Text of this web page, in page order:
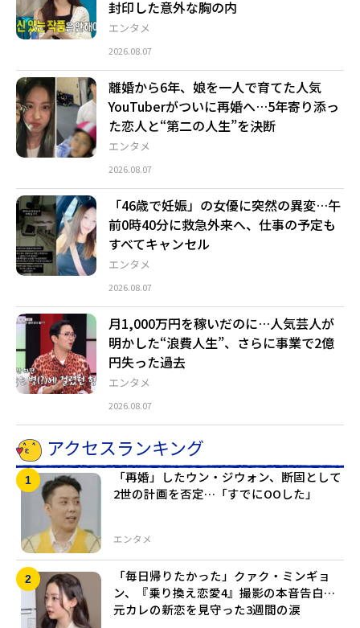
エンタメ
封印した意外な胸の内
2026.08.07
エンタメ
離婚から6年、娘を一人で育てた人気
YouTuberがついに再婚へ…5年寄り添っ
た恋人と“第二の人生”を決断
2026.08.07
エンタメ
「46歳で妊娠」の女優に突然の異変…午
前0時40分に救急外来へ、仕事の予定も
すべてキャンセル
2026.08.07
エンタメ
月1,000万円を稼いだのに…人気芸人が
明かした“浪費人生”、さらに事業で2億
円失った過去
2026.08.07
アクセスランキング
エンタメ
「再婚」したウン・ジウォン、断固として
2世の計画を否定…「すでにOOした」
「毎日帰りたかった」クァク・ミンギョ
ン、『乗り換え恋愛4』撮影の本音告白…
元カレの新恋を見守った3週間の涙